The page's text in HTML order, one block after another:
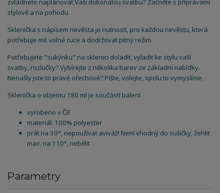
stylově a na pohodu.
Sklenička s nápisem nevěsta je nutností, pro každou nevěstu, která
potřebuje mít volné ruce a dodržovat pitný režim.
Potřebujete "sukýnku" na sklenici doladit, vyladit ke stylu vaší
svatby, rozlučky? Vybírejte z několika barev ze základní nabídky.
Nenašly jste to pravé ořechové? Pište, volejte, spolu to vymyslíme.
Sklenička o objemu 180 ml je součástí balení.
vyrobeno v ČR
materiál: 100% polyester
prát na 30°, nepoužívat aviváž! Není vhodný do sušičky, žehlit
max. na 110°, nebělit
Parametry